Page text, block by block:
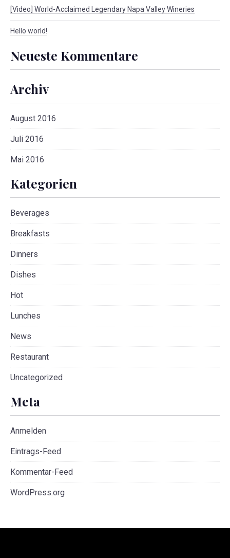
[Video] World-Acclaimed Legendary Napa Valley Wineries
Hello world!
Neueste Kommentare
Archiv
August 2016
Juli 2016
Mai 2016
Kategorien
Beverages
Breakfasts
Dinners
Dishes
Hot
Lunches
News
Restaurant
Uncategorized
Meta
Anmelden
Eintrags-Feed
Kommentar-Feed
WordPress.org
PREVIOUS